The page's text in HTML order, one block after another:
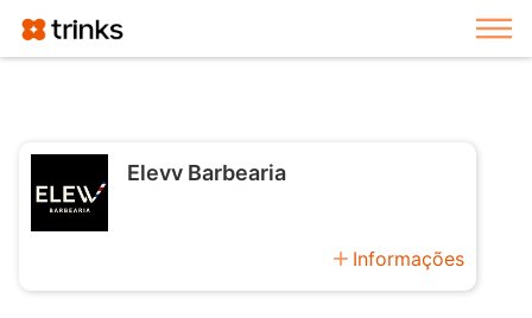
Elevv Barbearia
add Informações